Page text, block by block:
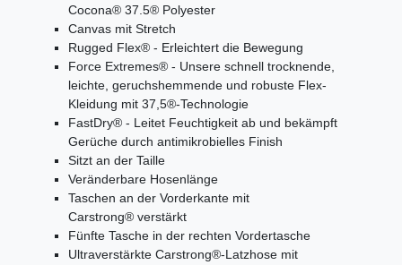
Cocona® 37.5® Polyester
Canvas mit Stretch
Rugged Flex® - Erleichtert die Bewegung
Force Extremes® - Unsere schnell trocknende,
leichte, geruchshemmende und robuste Flex-
Kleidung mit 37,5®-Technologie
FastDry® - Leitet Feuchtigkeit ab und bekämpft
Gerüche durch antimikrobielles Finish
Sitzt an der Taille
Veränderbare Hosenlänge
Taschen an der Vorderkante mit
Carstrong® verstärkt
Fünfte Tasche in der rechten Vordertasche
Ultraverstärkte Carstrong®-Latzhose mit